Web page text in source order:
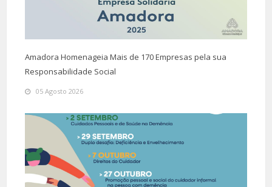
Amadora Homenageia Mais de 170 Empresas pela sua
Responsabilidade Social
05 Agosto 2026